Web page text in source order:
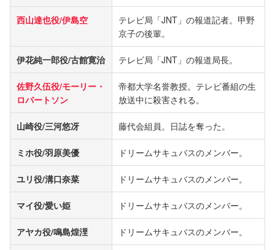
西山達也役/伊島空
テレビ局「JNT」の報道記者。甲野
京子の後輩。
伊花純一郎役/古館寛治 テレビ局「JNT」の報道局長。
佐野久伍役/モーリー・
ロバートソン
帝都大学名誉教授。テレビ番組の生
放送中に殺害される。
山崎役/三河悠冴 藤代会組員。日誌を奪った。
ミホ役/羽原美優 ドリームサキュバスのメンバー。
ユリ役/溝口奈菜 ドリームサキュバスのメンバー。
マイ役/愛い姫 ドリームサキュバスのメンバー。
アヤカ役/鳴島煌浬 ドリームサキュバスのメンバー。